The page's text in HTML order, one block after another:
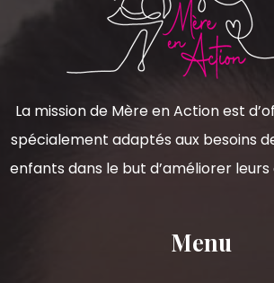
La mission de Mère en Action est
spécialement adaptés aux besoins
enfants dans le but d’améliorer leurs
Menu